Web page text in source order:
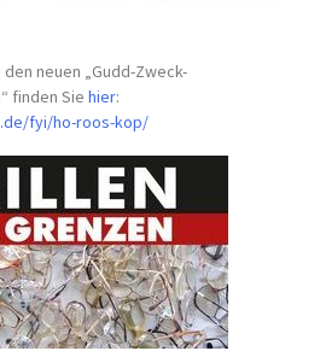
neuen „Gudd-Zweck-
finden Siehier:
fyi/ho-roos-kop/